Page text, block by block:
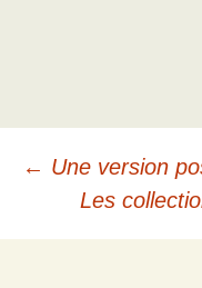
des
← Une version
Les